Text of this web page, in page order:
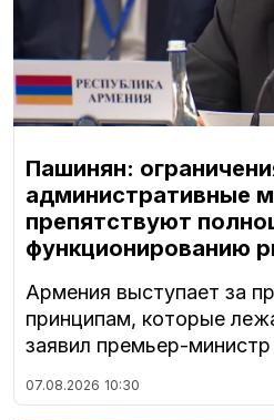
Пашинян:
административные
препятствуют
функционированию
Армения выступает за
принципам, которые
заявил премьер-
07.08.2026 10:30